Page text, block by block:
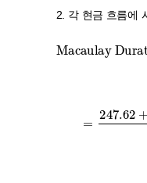
2. 각 현금 흐름에
Macaulay
204.06+4
247.62+